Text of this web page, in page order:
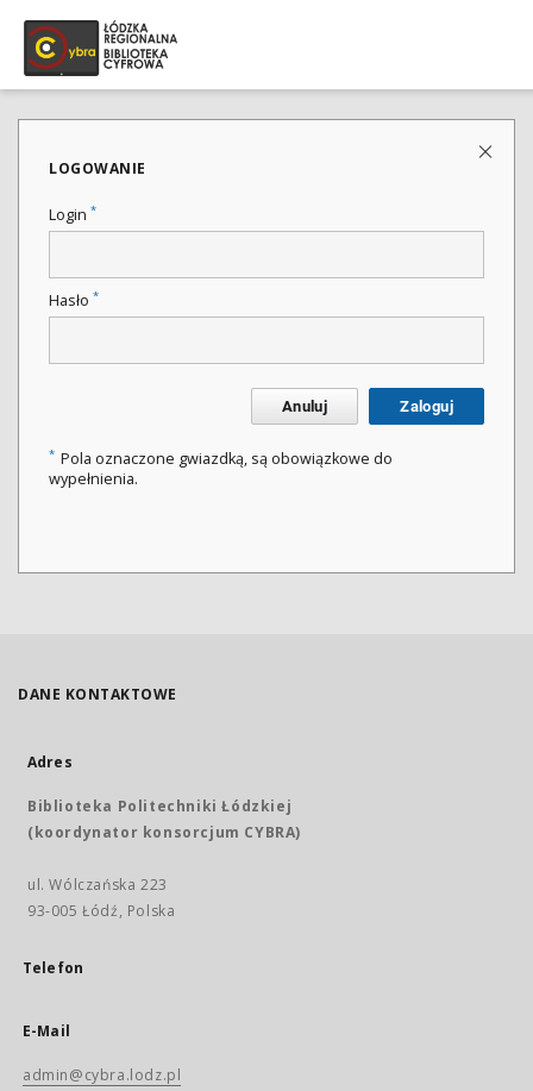
LOGOWANIE
Login *
Hasło *
Anuluj Zaloguj
* Pola oznaczone gwiazdką, są obowiązkowe do
wypełnienia.
DANE KONTAKTOWE
Adres
Biblioteka Politechniki Łódzkiej
(koordynator konsorcjum CYBRA)
ul. Wólczańska 223
93-005 Łódź, Polska
Telefon
E-Mail
admin@cybra.lodz.pl